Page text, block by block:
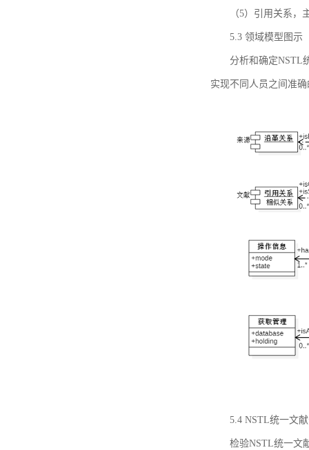
（5）引用关系，
5.3 领域模型图示
分析和确定NSTL
实现不同人员之间准
5.4 NSTL统一文
检验NSTL统一文